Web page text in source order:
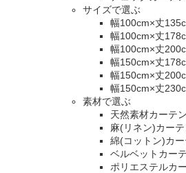
サイズで選ぶ
幅100cm×丈
幅100cm×丈
幅100cm×丈
幅150cm×丈
幅150cm×丈
幅150cm×丈
素材で選ぶ
天然素材カーテン
麻(リネン)カーテ
綿(コットン)カー
ベルベットカー
ポリエステルカ